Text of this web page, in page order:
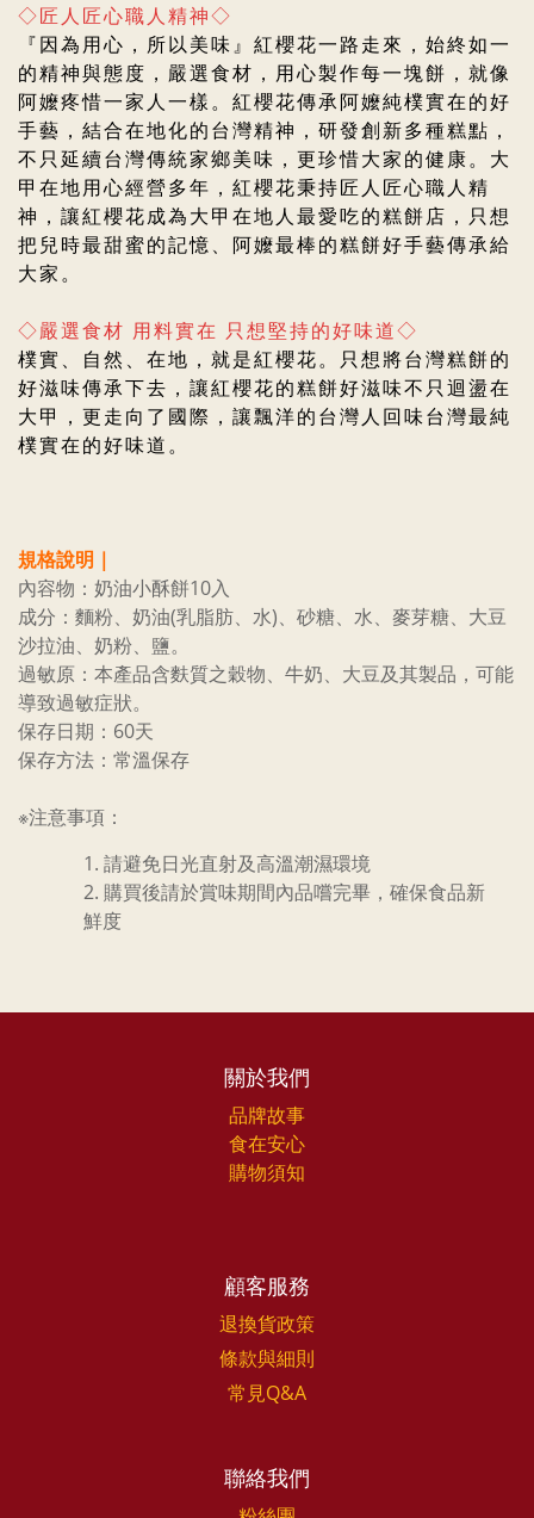
◇匠人匠心職人精神◇
『因為用心，所以美味』紅櫻花一路走來，始終如一
的精神與態度，嚴選食材，用心製作每一塊餅，就像
阿嬤疼惜一家人一樣。紅櫻花傳承阿嬤純樸實在的好
手藝，結合在地化的台灣精神，研發創新多種糕點，
不只延續台灣傳統家鄉美味，更珍惜大家的健康。大
甲在地用心經營多年，紅櫻花秉持匠人匠心職人精
神， 讓紅櫻花成為大甲在地人最愛吃的糕餅店， 只想
把兒時最甜蜜的記憶、阿嬤最棒的糕餅好手藝傳承給
大家。
◇嚴選食材 用料實在 只想堅持的好味道◇
樸實、自然、在地，就是紅櫻花。只想將台灣糕餅的
好滋味傳承下去， 讓紅櫻花的糕餅好滋味不只迴盪在
大甲，更走向了國際，讓飄洋的台灣人回味台灣最純
樸實在的好味道。
規格說明｜
內容物：奶油小酥餅10入
成分：麵粉、奶油(乳脂肪、水)、砂糖、水、麥芽糖、大豆
沙拉油、奶粉、鹽。
過敏原：本產品含麩質之穀物、牛奶、大豆及其製品，可能
導致過敏症狀。
保存日期：60天
保存方法：常溫保存
※注意事項：
請避免日光直射及高溫潮濕環境
購買後請於賞味期間內品嚐完畢，確保食品新
鮮度
關於我們
品牌故事
食在安心
購物須知
顧客服務
退換貨政策
條款與細則
常見Q&A
聯絡我們